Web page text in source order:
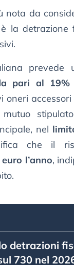
nota da
la detrazione
prevede
pari al 19%
oneri
nel
che il
l’anno,
detrazioni
730 nel